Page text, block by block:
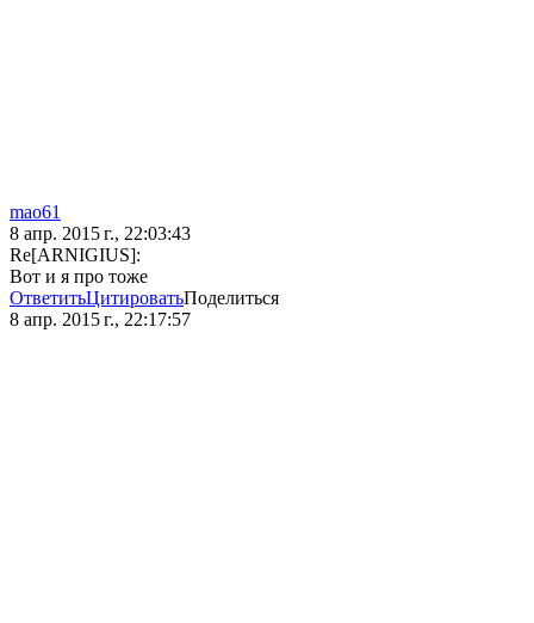
mao61
8 апр. 2015 г., 22:03:43
Re[ARNIGIUS]:
Вот и я про тоже
ОтветитьЦитироватьПоделиться
8 апр. 2015 г., 22:17:57